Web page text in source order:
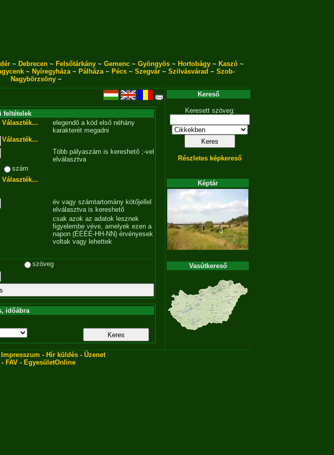
~ Debrecen ~ Felsőtárkány ~ Gemenc ~ Gyöngyös ~ Hortobágy ~ Kaszó ~
~ Nyíregyháza~ Pálháza~ Pécs~ Szegvár~ Szilvásvárad ~ Szob-
Nagybörzsöny ~
feltételek
Választék...
elegendő a kód első néhány
karakterét megadni
Választék...
Több pályaszám is kereshető ;-vel
elválasztva
szám
Választék...
év vagy számtartomány kötőjellel
elválasztva is kereshető
csak azok az adatok lesznek
figyelembe véve, amelyek ezen a
napon (ÉÉÉÉ-HH-NN) érvényesek
voltak vagy lehettek
szöveg
időábra
Kereső
Keresett szöveg:
Részletes képkereső
Képtár
Vasútkereső
Impresszum - Hír küldés - Üzenet
- FAV - EgyesületOnline